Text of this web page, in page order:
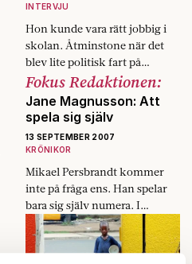
INTERVJU
Hon kunde vara rätt jobbig i
skolan. Åtminstone när det
blev lite politisk fart på
diskussionerna. Då tände hon
till, den lilla mörka tysta
tjejen…
Fokus Redaktionen:
Jane Magnusson: Att
spela sig själv
13 SEPTEMBER 2007
KRÖNIKOR
Mikael Persbrandt kommer
inte på fråga ens. Han spelar
bara sig själv numera. I
»Underbar och älskad av
alla« gör han ett bejublat
inhopp som…